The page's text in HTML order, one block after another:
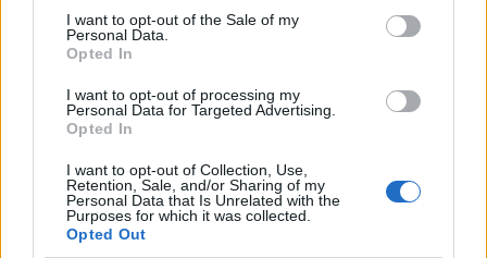
consent section.
I want to opt-out of the Sale of my
Personal Data.
Opted In
I want to opt-out of processing my
Personal Data for Targeted Advertising.
Opted In
I want to opt-out of Collection, Use,
Retention, Sale, and/or Sharing of my
Personal Data that Is Unrelated with the
Purposes for which it was collected.
Opted Out
Ricevi le nostre ultime news
Google News
Condividi l'articolo